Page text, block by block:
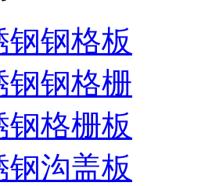
钢钢格板
钢钢格栅
钢格栅板
钢沟盖板